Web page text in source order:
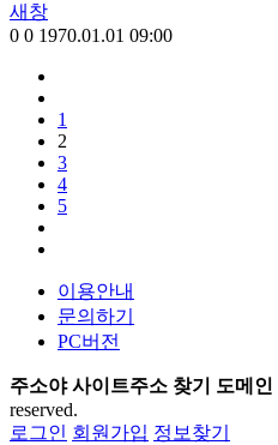
새창
0 0 1970.01.01 09:00
1
2
3
4
5
이용안내
문의하기
PC버전
주소야 사이트주소 찾기 도메인
reserved.
로그인 회원가입 정보찾기